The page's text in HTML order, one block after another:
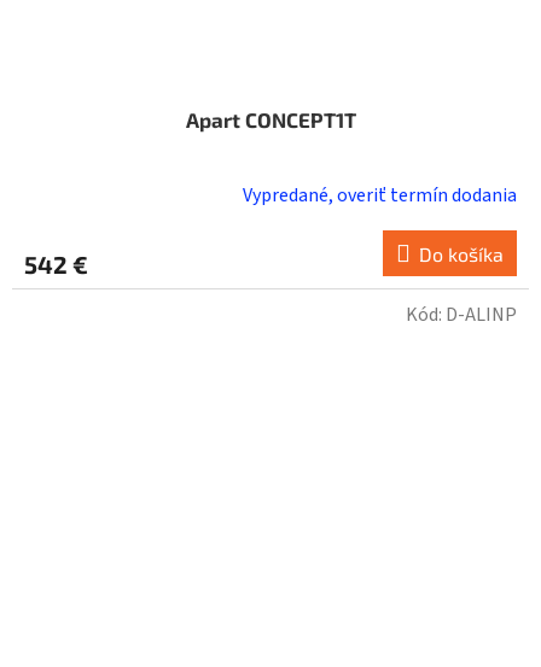
Apart CONCEPT1T
Vypredané, overiť termín dodania
542 € Do košíka
Kód: D-ALINP